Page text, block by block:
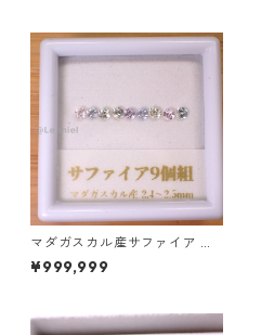
マダガスカル産サファイア ル
ース 9個組 2.4～2.5mm
¥999,999